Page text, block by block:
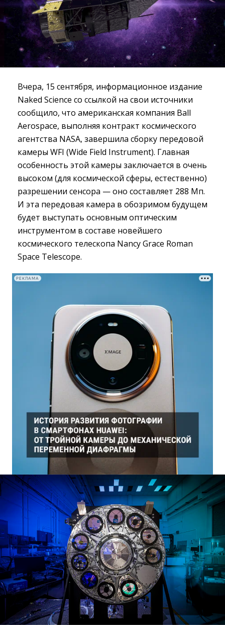
Вчера, 15 сентября, информационное издание
Naked Science со ссылкой на свои источники
сообщило, что американская компания Ball
Aerospace, выполняя контракт космического
агентства NASA, завершила сборку передовой
камеры WFI (Wide Field Instrument). Главная
особенность этой камеры заключается в очень
высоком (для космической сферы, естественно)
разрешении сенсора — оно составляет 288 Мп.
И эта передовая камера в обозримом будущем
будет выступать основным оптическим
инструментом в составе новейшего
космического телескопа Nancy Grace Roman
Space Telescope.
РЕКЛАМА